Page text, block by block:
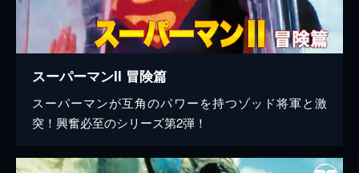
スーパーマンII 冒険篇
スーパーマンが互角のパワーを持つゾッド将軍と激
突！興奮必至のシリーズ第2弾！